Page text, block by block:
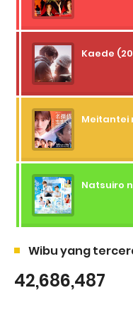
Kaede
Wibu yang
42,686,487